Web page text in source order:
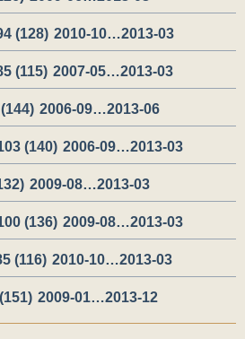
(128) 2010-10…2013-03
(115) 2007-05…2013-03
2006-09…2013-06
(140) 2006-09…2013-03
2009-08…2013-03
(136) 2009-08…2013-03
(116) 2010-10…2013-03
2009-01…2013-12